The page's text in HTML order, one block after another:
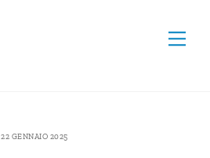
22 GENNAIO 2025